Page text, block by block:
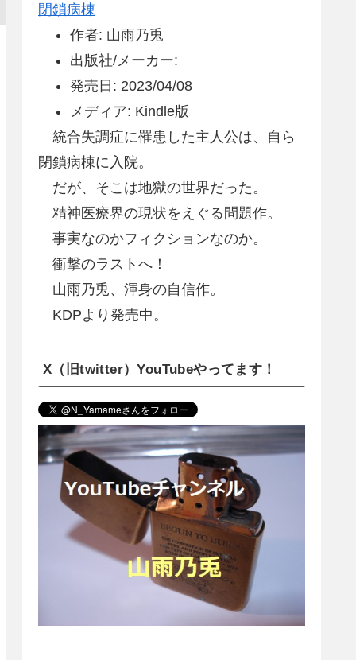
閉鎖病棟
作者: 山雨乃兎
出版社/メーカー:
発売日: 2023/04/08
メディア: Kindle版
統合失調症に罹患した主人公は、自ら
閉鎖病棟に入院。
だが、そこは地獄の世界だった。
精神医療界の現状をえぐる問題作。
事実なのかフィクションなのか。
衝撃のラストへ！
山雨乃兎、渾身の自信作。
KDPより発売中。
X（旧twitter）YouTubeやってます！